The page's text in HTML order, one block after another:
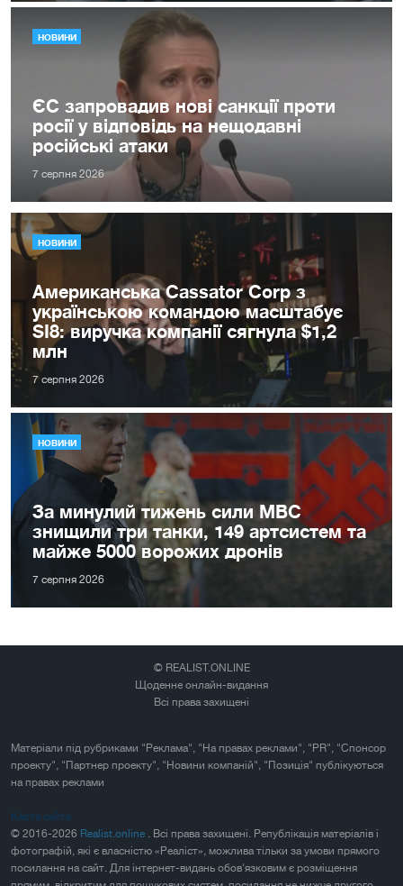
НОВИНИ
ЄС запровадив нові санкції проти
росії у відповідь на нещодавні
російські атаки
7 серпня 2026
НОВИНИ
Американська Cassator Corp з
українською командою масштабує
SI8: виручка компанії сягнула $1,2
млн
7 серпня 2026
НОВИНИ
За минулий тижень сили МВС
знищили три танки, 149 артсистем та
майже 5000 ворожих дронів
7 серпня 2026
© REALIST.ONLINE
Щоденне онлайн-видання
Всі права захищені
Матеріали під рубриками "Реклама", "На правах реклами", "PR", "Спонсор
проекту", "Партнер проекту", "Новини компаній", "Позиція" публікуються
на правах реклами
Карта сайта
© 2016-2026 Realist.online . Всі права захищені. Републікація матеріалів і
фотографій, які є власністю «Реаліст», можлива тільки за умови прямого
посилання на сайт. Для інтернет-видань обов'язковим є розміщення